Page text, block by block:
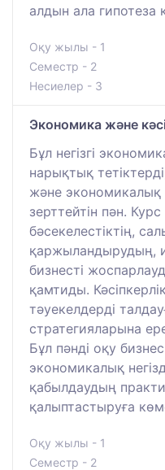
алдын ала гипотеза
Оқу жылы - 1
Семестр - 2
Несиелер - 3
Экономика және
Бұл негізгі
нарықтық
және
зерттейтін пән.
бәсекелестіктің,
қаржыландырудың,
бизнесті
қамтиды.
тәуекелдерді
стратегияларына
Бұл пәнді оқу бизнес
экономикалық
қабылдаудың
қалыптастыруға
Оқу жылы - 1
Семестр - 2